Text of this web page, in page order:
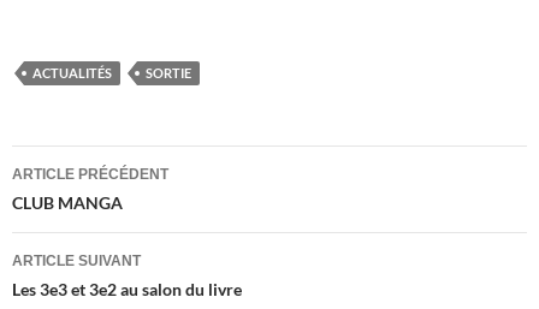
ACTUALITÉS SORTIE
Navigation
des
articles
ARTICLE PRÉCÉDENT
CLUB MANGA
ARTICLE SUIVANT
Les 3e3 et 3e2 au salon du livre